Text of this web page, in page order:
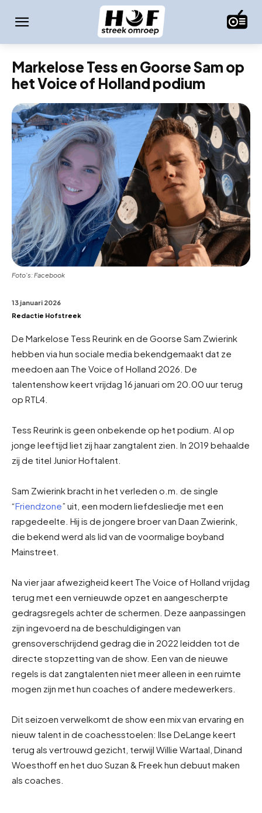
Markelose Tess en Goorse Sam op
het Voice of Holland podium
Foto's: Facebook
13 januari 2026
Redactie Hofstreek
De Markelose Tess Reurink en de Goorse Sam Zwierink
hebben via hun sociale media bekendgemaakt dat ze
meedoen aan The Voice of Holland 2026. De
talentenshow keert vrijdag 16 januari om 20.00 uur terug
op RTL4.
Tess Reurink is geen onbekende op het podium. Al op
jonge leeftijd liet zij haar zangtalent zien. In 2019 behaalde
zij de titel Junior Hoftalent.
Sam Zwierink bracht in het verleden o.m. de single
“Friendzone” uit, een modern liefdesliedje met een
rapgedeelte. Hij is de jongere broer van Daan Zwierink,
die bekend werd als lid van de voormalige boyband
Mainstreet.
Na vier jaar afwezigheid keert The Voice of Holland vrijdag
terug met een vernieuwde opzet en aangescherpte
gedragsregels achter de schermen. Deze aanpassingen
zijn ingevoerd na de beschuldigingen van
grensoverschrijdend gedrag die in 2022 leidden tot de
directe stopzetting van de show. Een van de nieuwe
regels is dat zangtalenten niet meer alleen in een ruimte
mogen zijn met hun coaches of andere medewerkers.
Dit seizoen verwelkomt de show een mix van ervaring en
nieuw talent in de coachesstoelen: Ilse DeLange keert
terug als vertrouwd gezicht, terwijl Willie Wartaal, Dinand
Woesthoff en het duo Suzan & Freek hun debuut maken
als coaches.